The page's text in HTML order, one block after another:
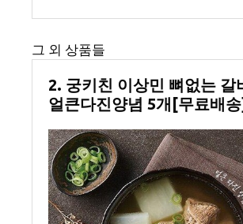
그 외 상품들
2. 궁키친 이상민 뼈없는 갈
얼큰다진양념 5개[무료배